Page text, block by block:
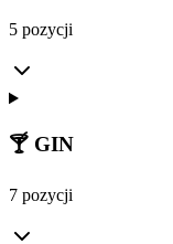
5 pozycji
🍸 GIN
7 pozycji